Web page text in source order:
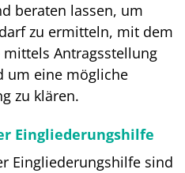
beraten lassen, um
zu ermitteln, mit dem
Antragsstellung
um eine mögliche
zu klären.
Eingliederungshilfe
Eingliederungshilfe sind